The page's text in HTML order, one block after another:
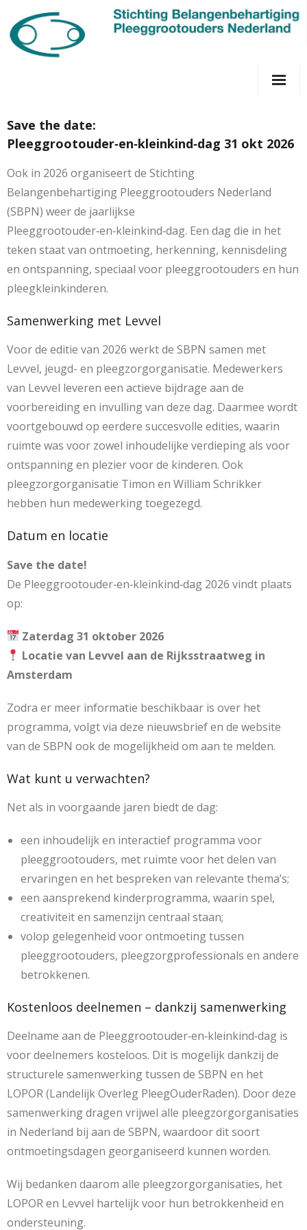
Over ons
Pleeggrootouderdagen
Juridisch & financieel
Contact
Save the date:
Pleeggrootouder‑en‑kleinkind‑dag 31 okt 2026
Ook in 2026 organiseert de Stichting
Belangenbehartiging Pleeggrootouders Nederland
(SBPN) weer de jaarlijkse
Pleeggrootouder‑en‑kleinkind‑dag. Een dag die in het
teken staat van ontmoeting, herkenning, kennisdeling
en ontspanning, speciaal voor pleeggrootouders en hun
pleegkleinkinderen.
Samenwerking met Levvel
Voor de editie van 2026 werkt de SBPN samen met
Levvel, jeugd- en pleegzorgorganisatie. Medewerkers
van Levvel leveren een actieve bijdrage aan de
voorbereiding en invulling van deze dag. Daarmee wordt
voortgebouwd op eerdere succesvolle edities, waarin
ruimte was voor zowel inhoudelijke verdieping als voor
ontspanning en plezier voor de kinderen. Ook
pleegzorgorganisatie Timon en William Schrikker
hebben hun medewerking toegezegd.
Datum en locatie
Save the date!
De Pleeggrootouder‑en‑kleinkind‑dag 2026 vindt plaats
op:
Zaterdag 31 oktober 2026
Locatie van Levvel aan de Rijksstraatweg in
Amsterdam
Zodra er meer informatie beschikbaar is over het
programma, volgt via deze nieuwsbrief en de website
van de SBPN ook de mogelijkheid om aan te melden.
Wat kunt u verwachten?
Net als in voorgaande jaren biedt de dag:
een inhoudelijk en interactief programma voor
pleeggrootouders, met ruimte voor het delen van
ervaringen en het bespreken van relevante thema’s;
een aansprekend kinderprogramma, waarin spel,
creativiteit en samenzijn centraal staan;
volop gelegenheid voor ontmoeting tussen
pleeggrootouders, pleegzorgprofessionals en andere
betrokkenen.
Kostenloos deelnemen – dankzij samenwerking
Deelname aan de Pleeggrootouder‑en‑kleinkind‑dag is
voor deelnemers kosteloos. Dit is mogelijk dankzij de
structurele samenwerking tussen de SBPN en het
LOPOR (Landelijk Overleg PleegOuderRaden). Door deze
samenwerking dragen vrijwel alle pleegzorgorganisaties
in Nederland bij aan de SBPN, waardoor dit soort
ontmoetingsdagen georganiseerd kunnen worden.
Wij bedanken daarom alle pleegzorgorganisaties, het
LOPOR en Levvel hartelijk voor hun betrokkenheid en
ondersteuning.